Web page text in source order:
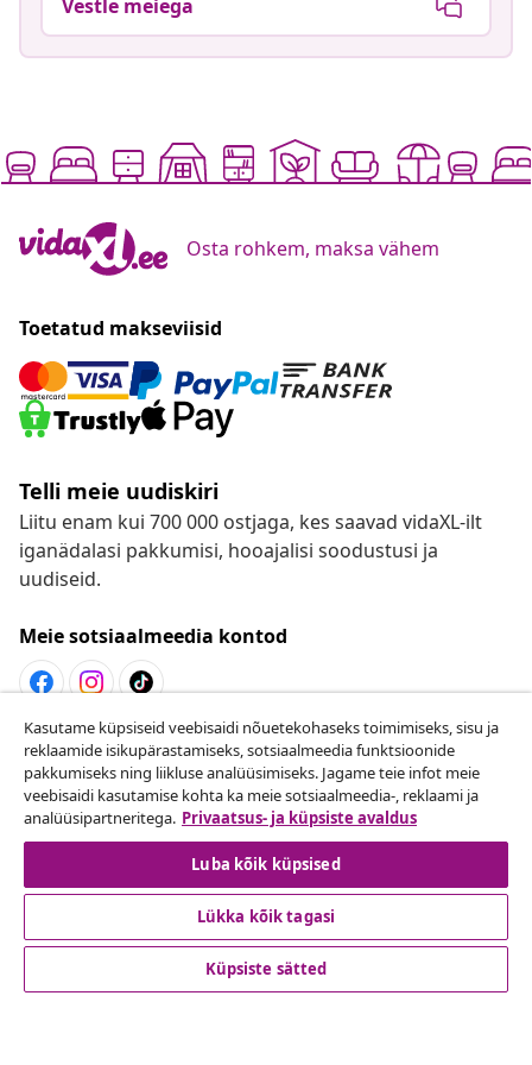
Vestle meiega
Osta rohkem, maksa vähem
Toetatud makseviisid
Telli meie uudiskiri
Liitu enam kui 700 000 ostjaga, kes saavad vidaXL-ilt
iganädalasi pakkumisi, hooajalisi soodustusi ja
uudiseid.
Meie sotsiaalmeedia kontod
Lepingust taganemine
Esita oma tellimuse kohta tagastamissoov.
Lepingust taganemine
Klienditeenindus
Kasutame küpsiseid veebisaidi nõuetekohaseks toimimiseks, sisu ja
reklaamide isikupärastamiseks, sotsiaalmeedia funktsioonide
pakkumiseks ning liikluse analüüsimiseks. Jagame teie infot meie
veebisaidi kasutamise kohta ka meie sotsiaalmeedia-, reklaami ja
analüüsipartneritega. Privaatsus- ja küpsiste avaldus
Luba kõik küpsised
Lükka kõik tagasi
Küpsiste sätted